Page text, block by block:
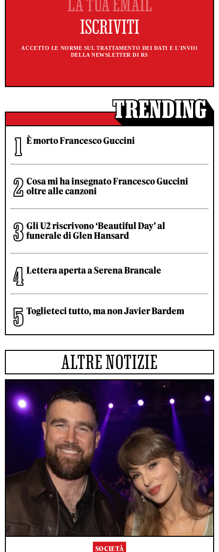
ACCETTO LE NORME SUL TRATTAMENTO DEI DATI E L'INVIO
DELLA NEWSLETTER DI RS
È morto Francesco Guccini
Cosa mi ha insegnato Francesco Guccini
oltre alle canzoni
Gli U2 riscrivono ‘Beautiful Day’ al
funerale di Glen Hansard
Lettera aperta a Serena Brancale
Toglieteci tutto, ma non Javier Bardem
ALTRE NOTIZIE
SOCIETÀ